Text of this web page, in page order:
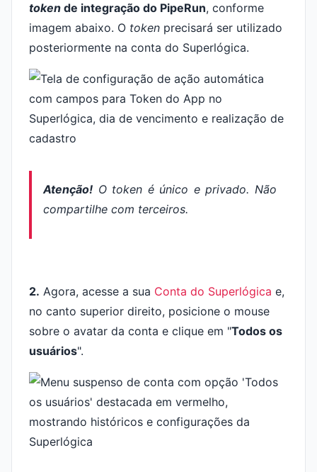
token de integração do PipeRun, conforme
imagem abaixo. O token precisará ser utilizado
posteriormente na conta do Superlógica.
Atenção! O token é único e privado. Não
compartilhe com terceiros.
2. Agora, acesse a sua Conta do Superlógica e,
no canto superior direito, posicione o mouse
sobre o avatar da conta e clique em "Todos os
usuários".